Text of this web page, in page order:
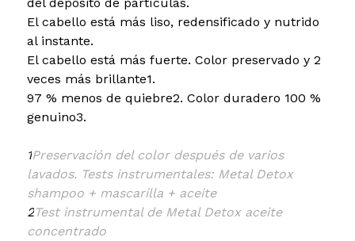
El cabello está más liso, redensificado y nutrido
al instante.
El cabello está más fuerte. Color preservado y 2
veces más brillante1.
97 % menos de quiebre2. Color duradero 100 %
genuino3.
1Preservación del color después de varios
lavados. Tests instrumentales: Metal Detox
shampoo + mascarilla + aceite
2Test instrumental de Metal Detox aceite
concentrado